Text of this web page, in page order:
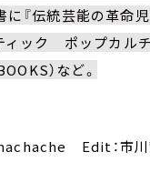
『伝統芸能の革命児
ティック ポップカル
）など。
Edit：市川